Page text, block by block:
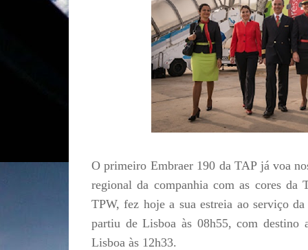
O primeiro Embraer 190 da TAP já voa
regional da companhia com as cores da
TPW, fez hoje a sua estreia ao serviço
partiu de Lisboa às 08h55, com destino
Lisboa às 12h33.